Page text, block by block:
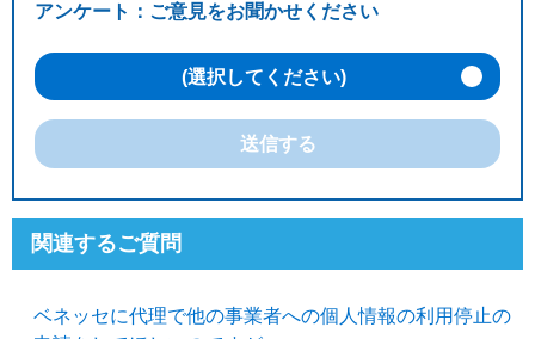
アンケート：ご意見をお聞かせください
(選択してください)
送信する
関連するご質問
ベネッセに代理で他の事業者への個人情報の利用停止の